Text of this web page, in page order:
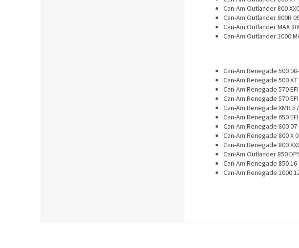
Can-Am Outlander 800
Can-Am Outlander 800R
Can-Am Outlander MAX
Can-Am Outlander 1000
Can-Am Renegade 500
Can-Am Renegade 500
Can-Am Renegade 570
Can-Am Renegade 570
Can-Am Renegade XMR
Can-Am Renegade 650
Can-Am Renegade 800
Can-Am Renegade 800 X
Can-Am Renegade 800
Can-Am Outlander 850
Can-Am Renegade 850
Can-Am Renegade 1000